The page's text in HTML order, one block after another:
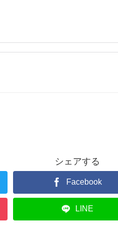
シェアする
Facebook
LINE